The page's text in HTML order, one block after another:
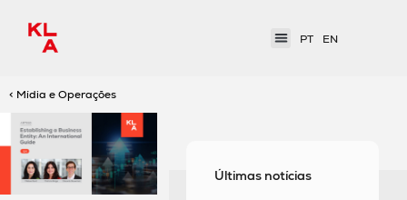
PT EN
< Mídia e Operações
Últimas notícias